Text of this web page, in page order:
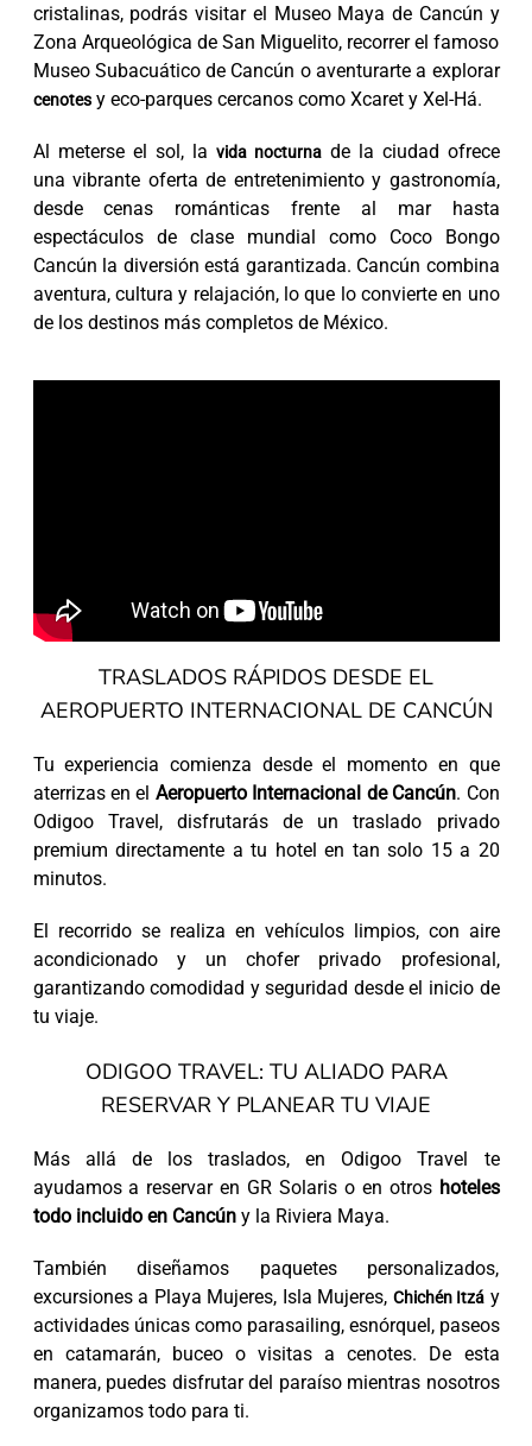
cristalinas, podrás visitar el Museo Maya de Cancún y
Zona Arqueológica de San Miguelito, recorrer el famoso
Museo Subacuático de Cancún o aventurarte a explorar
cenotesy eco-parques cercanos como Xcaret y Xel-Há.
Al meterse el sol, la vida nocturnade la ciudad ofrece
una vibrante oferta de entretenimiento y gastronomía,
desde cenas románticas frente al mar hasta
espectáculos de clase mundial como Coco Bongo
Cancún la diversión está garantizada. Cancún combina
aventura, cultura y relajación, lo que lo convierte en uno
de los destinos más completos de México.
TRASLADOS RÁPIDOS DESDE EL
AEROPUERTO INTERNACIONAL DE CANCÚN
Tu experiencia comienza desde el momento en que
aterrizas en el Aeropuerto Internacional de Cancún. Con
Odigoo Travel, disfrutarás de un traslado privado
premium directamente a tu hotel en tan solo 15 a 20
minutos.
El recorrido se realiza en vehículos limpios, con aire
acondicionado y un chofer privado profesional,
garantizando comodidad y seguridad desde el inicio de
tu viaje.
ODIGOO TRAVEL: TU ALIADO PARA
RESERVAR Y PLANEAR TU VIAJE
Más allá de los traslados, en Odigoo Travel te
ayudamos a reservar en GR Solaris o en otros hoteles
todo incluido en Cancún y la Riviera Maya.
También diseñamos paquetes personalizados,
excursiones a Playa Mujeres, Isla Mujeres, Chichén Itzá y
actividades únicas como parasailing, esnórquel, paseos
en catamarán, buceo o visitas a cenotes. De esta
manera, puedes disfrutar del paraíso mientras nosotros
organizamos todo para ti.